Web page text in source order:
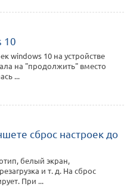
10
windows 10 на устройстве
на "продолжить" вместо
...
сброс настроек до
белый экран,
и т. д. На сброс
При ...